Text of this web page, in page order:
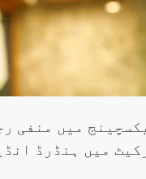
میں منفی
Editor جولائی 25, 2026